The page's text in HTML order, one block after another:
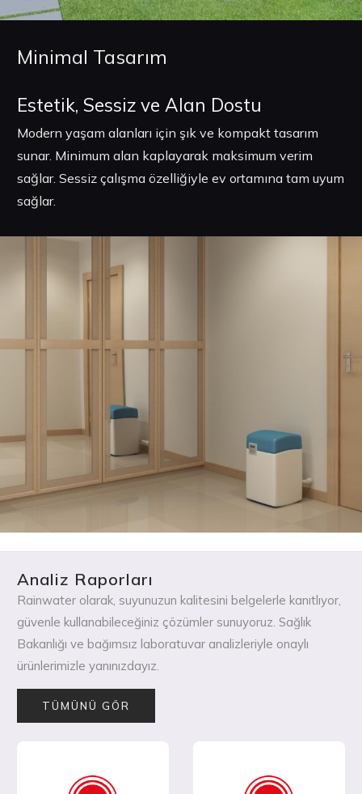
Minimal Tasarım
Estetik, Sessiz ve Alan Dostu
Modern yaşam alanları için şık ve kompakt tasarım
sunar. Minimum alan kaplayarak maksimum verim
sağlar. Sessiz çalışma özelliğiyle ev ortamına tam uyum
sağlar.
Analiz Raporları
Rainwater olarak, suyunuzun kalitesini belgelerle kanıtlıyor,
güvenle kullanabileceğiniz çözümler sunuyoruz. Sağlık
Bakanlığı ve bağımsız laboratuvar analizleriyle onaylı
ürünlerimizle yanınızdayız.
TÜMÜNÜ GÖR